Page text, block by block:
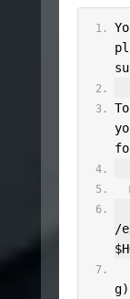
To
/
g)